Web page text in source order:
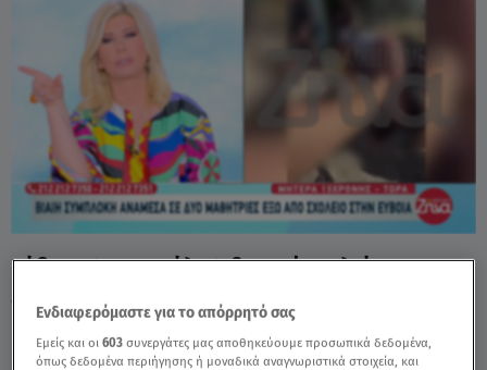
Εύβοια: Άγριο Ξύλο Έξω Από Σχολείο
Μεταξύ 13χρονων - Video
Ενδιαφερόμαστε για το απόρρητό σας
Εμείς και οι603 συνεργάτες μας αποθηκεύουμε προσωπικά δεδομένα,
όπως δεδομένα περιήγησης ή μοναδικά αναγνωριστικά στοιχεία, και